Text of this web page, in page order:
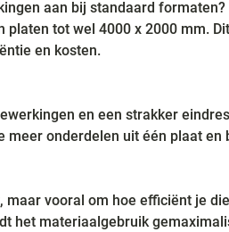
aan bij standaard formaten?
tot wel 4000 x 2000 mm.
en kosten.
en een strakker
onderdelen uit één plaat en
vooral om hoe efficiënt je
het materiaalgebruik